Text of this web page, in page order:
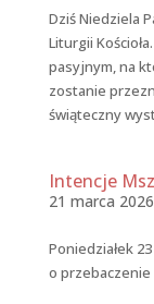
Dziś Niedziela
Liturgii
pasyjnym, na
zostanie
świąteczny
Intencje
21 marca 2026
o przebaczenie